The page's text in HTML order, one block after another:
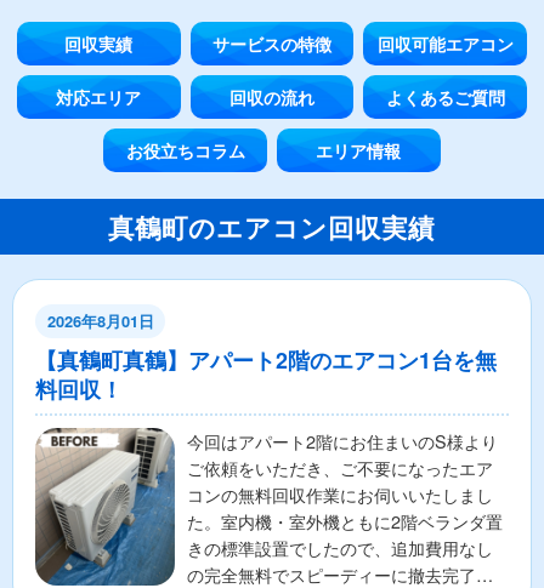
回収実績 サービスの特徴 回収可能エアコン
対応エリア 回収の流れ よくあるご質問
お役立ちコラム エリア情報
真鶴町のエアコン回収実績
2026年8月01日
【真鶴町真鶴】アパート2階のエアコン1台を無
料回収！
今回はアパート2階にお住まいのS様より
ご依頼をいただき、ご不要になったエア
コンの無料回収作業にお伺いいたしまし
た。室内機・室外機ともに2階ベランダ置
きの標準設置でしたので、追加費用なし
の完全無料でスピーディーに撤去完了で